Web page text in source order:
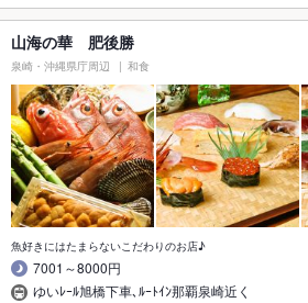
山海の華 肥後勝
泉崎・沖縄県庁周辺 和食
魚好きにはたまらないこだわりのお店♪
7001～8000円
ゆいﾚｰﾙ旭橋下車､ﾙｰﾄｲﾝ那覇泉崎近く